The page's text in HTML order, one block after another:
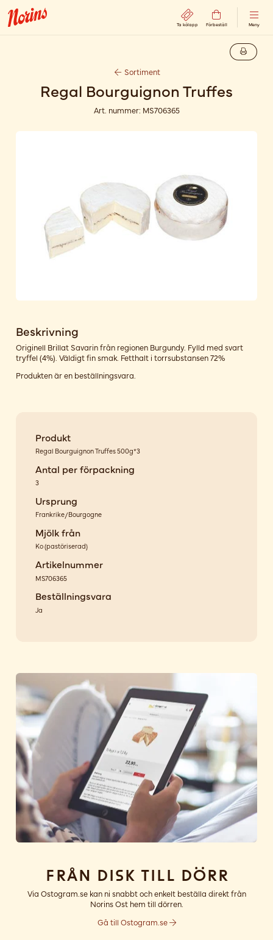
Ta kölapp Förbeställ Meny
Sortiment
Regal Bourguignon Truffes
Art. nummer: MS706365
Beskrivning
Originell Brillat Savarin från regionen Burgundy. Fylld med svart
tryffel (4%). Väldigt fin smak. Fetthalt i torrsubstansen 72%
Produkten är en beställningsvara.
Produkt
Regal Bourguignon Truffes 500g*3
Antal per förpackning
3
Ursprung
Frankrike/Bourgogne
Mjölk från
Ko(pastöriserad)
Artikelnummer
MS706365
Beställningsvara
Ja
Från disk till dörr
Via Ostogram.se kan ni snabbt och enkelt beställa direkt från
Norins Ost hem till dörren.
Gå till Ostogram.se